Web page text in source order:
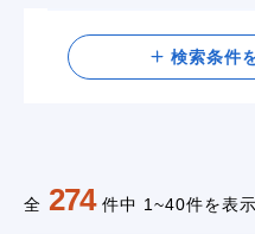
検索条件
全 274 件中 1~40件を表